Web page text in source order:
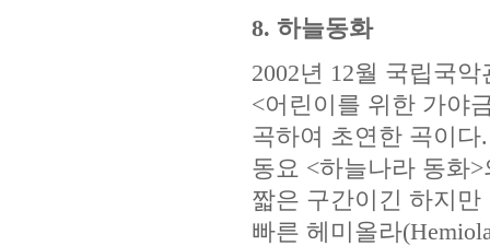
8. 하늘동화
2002년 12월 국립국
<어린이를 위한 가야
곡하여 초연한 곡이다.
동요 <하늘나라 동화
짧은 구간이긴 하지
빠른 헤미올라